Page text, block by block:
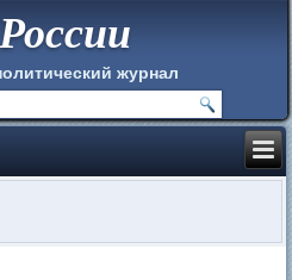
журнал